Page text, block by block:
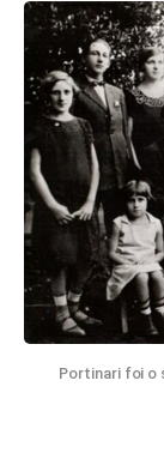
Portinari foi o